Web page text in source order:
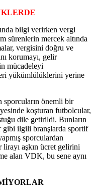
bilgi verirken vergi
sürenlerin mercek altında
vergisini doğru ve
korumayı, gelir
mücadeleyi
yükümlülüklerini yerine
sporcuların önemli bir
koşturan futbolcular,
dile getirildi. Bunların
gibi ilgili branşlarda sportif
sporculardan
aşkın ücret gelirini
alan VDK, bu sene aynı